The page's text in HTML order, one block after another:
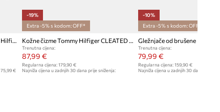
75,99 €
-19%
Extra -5% s kodom: OFF*
Trenutna cijena:
87,99 €
Regularna cijena:179,90 €
Najniža cijena u zadnjih 30 dana prije sniženja:
-10%
Extra -5% s kodom: OFF*
Trenutna cijena:
79,99 €
Regularna cijena: 159,90 €
Najniža cijena u zadnjih 30 dana prije